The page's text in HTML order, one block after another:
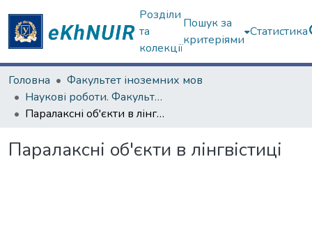
Розділи
та
колекції
Пошук за
критеріями
Статистика
Головна
Факультет іноземних мов
Наукові роботи. Факультет іноземних мов
Паралаксні об'єкти в лінгвістиці
Паралаксні об'єкти в лінгвістиці